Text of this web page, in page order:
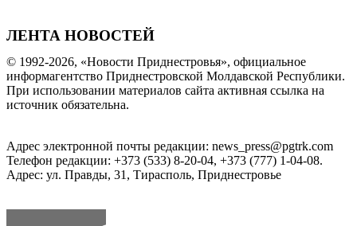
ЛЕНТА НОВОСТЕЙ
© 1992-2026, «Новости Приднестровья», официальное
информагентство Приднестровской Молдавской Республики.
При использовании материалов сайта активная ссылка на
источник обязательна.
Адрес электронной почты редакции: news_press@pgtrk.com
Телефон редакции: +373 (533) 8-20-04, +373 (777) 1-04-08.
Адрес: ул. Правды, 31, Тирасполь, Приднестровье